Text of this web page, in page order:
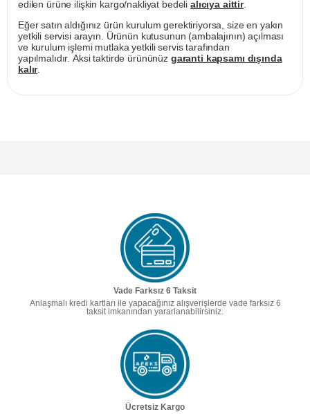
edilen ürüne ilişkin kargo/nakliyat bedeli alıcıya aittir.
Eğer satın aldığınız ürün kurulum gerektiriyorsa, size en yakın
yetkili servisi arayın. Ürünün kutusunun (ambalajının) açılması
ve kurulum işlemi mutlaka yetkili servis tarafından
yapılmalıdır. Aksi taktirde ürününüz garanti kapsamı dışında
kalır.
Vade Farksız 6 Taksit
Anlaşmalı kredi kartları ile yapacağınız alışverişlerde vade farksız 6
taksit imkanından yararlanabilirsiniz.
Ücretsiz Kargo